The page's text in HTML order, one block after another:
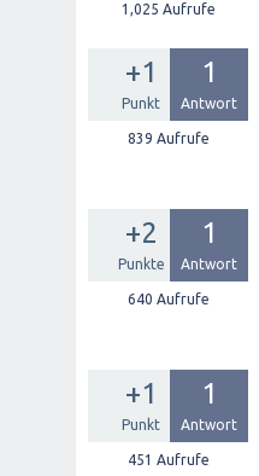
1,025 Aufrufe
+1
Punkt
1
Antwort
839 Aufrufe
+2
Punkte
1
Antwort
640 Aufrufe
+1
Punkt
1
Antwort
451 Aufrufe